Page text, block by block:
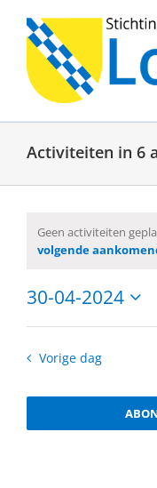
inhoud
Activiteiten in 6
Bericht
Geen activiteiten
volgende
30-04-2024
datum.
Vorige dag